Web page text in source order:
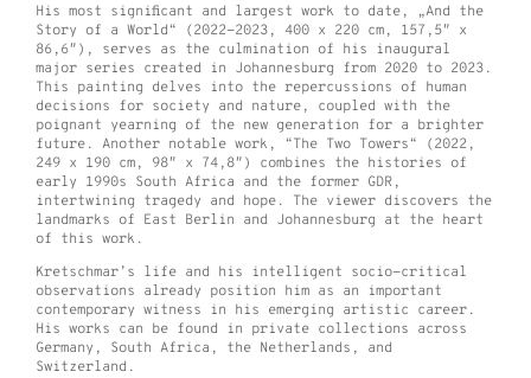
His most significant and largest work to date, „And the
Story of a World“ (2022-2023, 400 x 220 cm, 157,5″ x
86,6″), serves as the culmination of his inaugural
major series created in Johannesburg from 2020 to 2023.
This painting delves into the repercussions of human
decisions for society and nature, coupled with the
poignant yearning of the new generation for a brighter
future. Another notable work, “The Two Towers“ (2022,
249 x 190 cm, 98″ x 74,8″) combines the histories of
early 1990s South Africa and the former GDR,
intertwining tragedy and hope. The viewer discovers the
landmarks of East Berlin and Johannesburg at the heart
of this work.
Kretschmar’s life and his intelligent socio-critical
observations already position him as an important
contemporary witness in his emerging artistic career.
His works can be found in private collections across
Germany, South Africa, the Netherlands, and
Switzerland.